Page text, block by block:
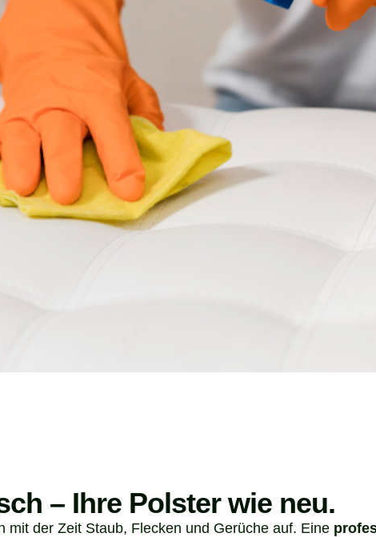
– Ihre Polster wie neu.
der Zeit Staub, Flecken und Gerüche auf. Eine